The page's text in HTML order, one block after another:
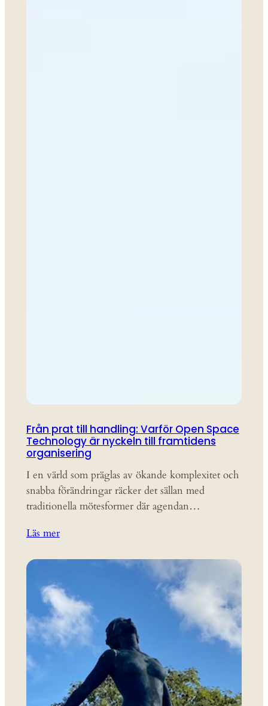
Från prat till handling: Varför Open Space
Technology är nyckeln till framtidens
organisering
I en värld som präglas av ökande komplexitet och
snabba förändringar räcker det sällan med
traditionella mötesformer där agendan…
Läs mer